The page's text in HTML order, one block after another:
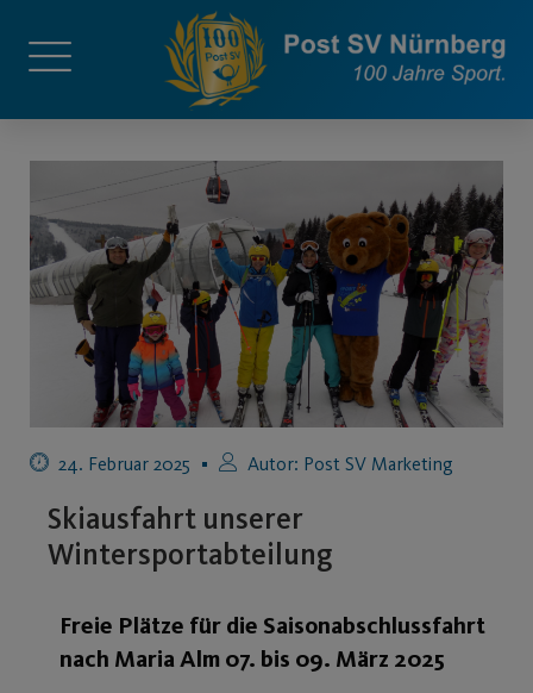
24. Februar 2025 Autor: Post SV Marketing
Skiausfahrt unserer
Wintersportabteilung
Freie Plätze für die Saisonabschlussfahrt
nach Maria Alm 07. bis 09. März 2025